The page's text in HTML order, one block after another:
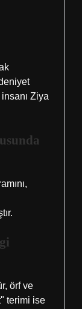
Ziya
örf ve
terimi ise